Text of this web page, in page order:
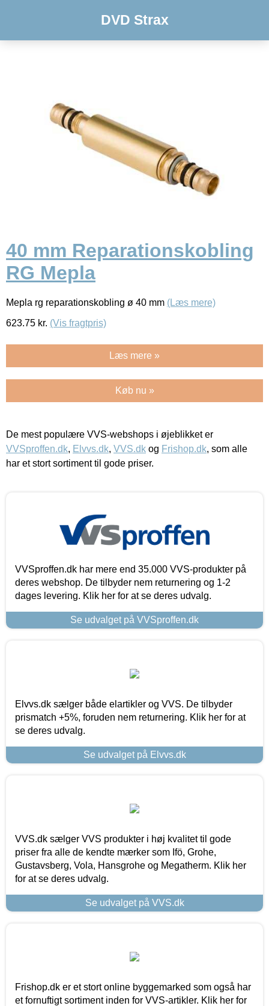
DVD Strax
40 mm Reparationskobling
RG Mepla
Mepla rg reparationskobling ø 40 mm (Læs mere)
623.75 kr. (Vis fragtpris)
Læs mere »
Køb nu »
De mest populære VVS-webshops i øjeblikket er
VVSproffen.dk, Elvvs.dk, VVS.dk og Frishop.dk, som alle
har et stort sortiment til gode priser.
VVSproffen.dk har mere end 35.000 VVS-produkter på
deres webshop. De tilbyder nem returnering og 1-2
dages levering. Klik her for at se deres udvalg.
Se udvalget på VVSproffen.dk
Elvvs.dk sælger både elartikler og VVS. De tilbyder
prismatch +5%, foruden nem returnering. Klik her for at
se deres udvalg.
Se udvalget på Elvvs.dk
VVS.dk sælger VVS produkter i høj kvalitet til gode
priser fra alle de kendte mærker som Ifö, Grohe,
Gustavsberg, Vola, Hansgrohe og Megatherm. Klik her
for at se deres udvalg.
Se udvalget på VVS.dk
Frishop.dk er et stort online byggemarked som også har
et fornuftigt sortiment inden for VVS-artikler. Klik her for